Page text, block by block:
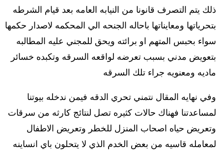
ذلك يتم التصرف قانونا من النيابه العامه بعد قيام الشرطه
بتحرياتها ومعايناتها باحاله الجنحه الي المحكمه لاصدار حكمها
سواء بحبس المتهم او برائته ويحق للمجني عليه المطالبه
بتعويض مدني بسبب تعرضه لواقعه السرقه وتكبده خسائر
ماديه ومعنويه جراء تلك السرقه
وفي نهايه المقال نتمني تحري الدقه فيمن ندخله بيوتنا
لمساعدتنا فهناك حالات كثيره تصل لنتائج كارثه من سرقات
وتعريض حياه اصحاب المنزل للخطر وتعريض الاطفال
لمعامله قاسيه من بعض الخدم الذي لا يتحلون باي انساينه